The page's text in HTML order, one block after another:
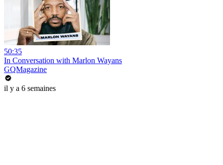
50:35
In Conversation with Marlon Wayans
GQMagazine
il y a 6 semaines